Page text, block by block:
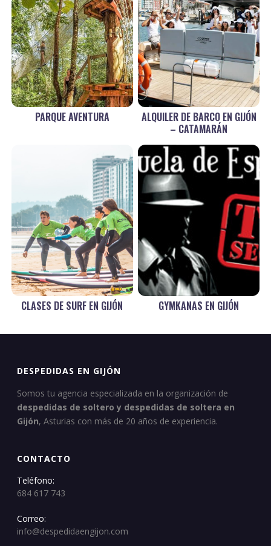
PARQUE AVENTURA
ALQUILER DE BARCO EN GIJÓN
– CATAMARÁN
CLASES DE SURF EN GIJÓN GYMKANAS EN GIJÓN
DESPEDIDAS EN GIJÓN
Somos tu agencia especializada en la organización de
despedidas de soltero y despedidas de soltera en
Gijón, Asturias con más de 20 años de experiencia.
CONTACTO
Teléfono:
684 617 743
Correo:
info@despedidaengijon.com